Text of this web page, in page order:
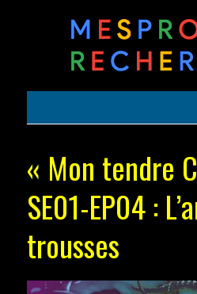
« Mon tendre
SE01-EP04 :
trousses